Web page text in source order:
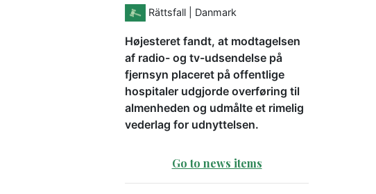
Rättsfall | Danmark
Højesteret fandt, at modtagelsen
af radio- og tv-udsendelse på
fjernsyn placeret på offentlige
hospitaler udgjorde overføring til
almenheden og udmålte et rimelig
vederlag for udnyttelsen.
Go to news items